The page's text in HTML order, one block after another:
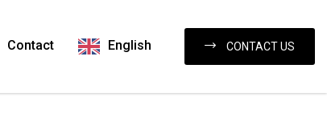
Contact English CONTACT US